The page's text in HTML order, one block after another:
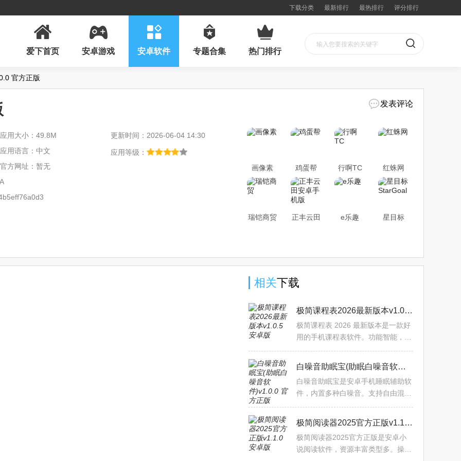
下载分类 最新排行 最热排行 评分排行
爱下首页 安卓游戏 安卓软件 专题合集 热门排行
官方正版
发表评论
应用大小：49.8M
更新时间：2026-06-04 14:30
应用语言：中文
应用等级：
官方网址：暂无
画像素 鸡蛋帮 行啊TC 红蛛网
瑞铠商贸
正丰云田
e乐趣
星目标
相关下载
极简课程表2026最新版本v1.0.5 安卓版
极简课程表 2026 最新版本是一款好
用的手机课程表软件。功能智能，能
息，支持手动修改。界面舒适，无复
杂操作，适用于多群体，
白噪音助眠宝(助眠白噪音软件)v1.0.0 官方正版
白噪音助眠宝是安卓手机睡眠辅助软
件，内置多种白噪音。支持自由混
切换、定时关闭等功能，后台播放稳
定，能降噪，可自定义保存
极简阅读器2025官方正版v1.1.0 安卓版
极简阅读器2025官方正版是安卓小
说阅读软件，资源丰富类型多。操作